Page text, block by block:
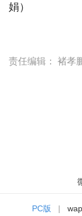
娟）
责任编辑： 褚孝
PC版 |